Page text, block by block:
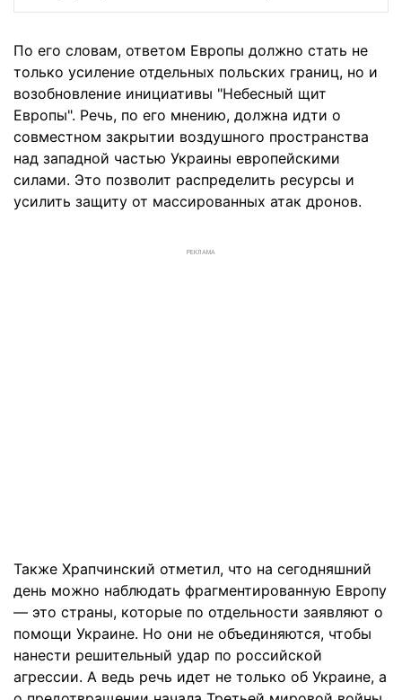
По его словам, ответом Европы должно стать не
только усиление отдельных польских границ, но и
возобновление инициативы "Небесный щит
Европы". Речь, по его мнению, должна идти о
совместном закрытии воздушного пространства
над западной частью Украины европейскими
силами. Это позволит распределить ресурсы и
усилить защиту от массированных атак дронов.
РЕКЛАМА
Также Храпчинский отметил, что на сегодняшний
день можно наблюдать фрагментированную Европу
— это страны, которые по отдельности заявляют о
помощи Украине. Но они не объединяются, чтобы
нанести решительный удар по российской
агрессии. А ведь речь идет не только об Украине, а